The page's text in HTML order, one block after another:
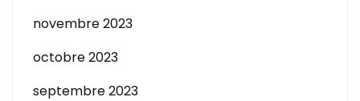
novembre 2023
octobre 2023
septembre 2023